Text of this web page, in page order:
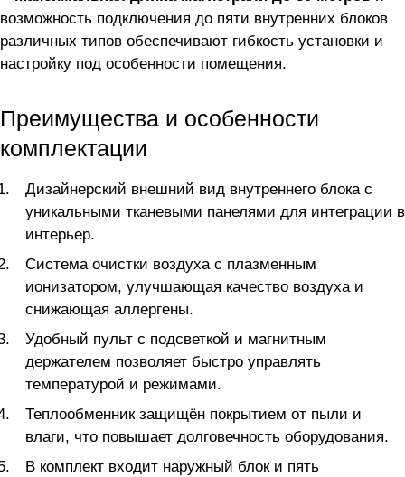
возможность подключения до пяти внутренних блоков
различных типов обеспечивают гибкость установки и
настройку под особенности помещения.
Преимущества и особенности
комплектации
Дизайнерский внешний вид внутреннего блока с
уникальными тканевыми панелями для интеграции в
интерьер.
Система очистки воздуха с плазменным
ионизатором, улучшающая качество воздуха и
снижающая аллергены.
Удобный пульт с подсветкой и магнитным
держателем позволяет быстро управлять
температурой и режимами.
Теплообменник защищён покрытием от пыли и
влаги, что повышает долговечность оборудования.
В комплект входит наружный блок и пять